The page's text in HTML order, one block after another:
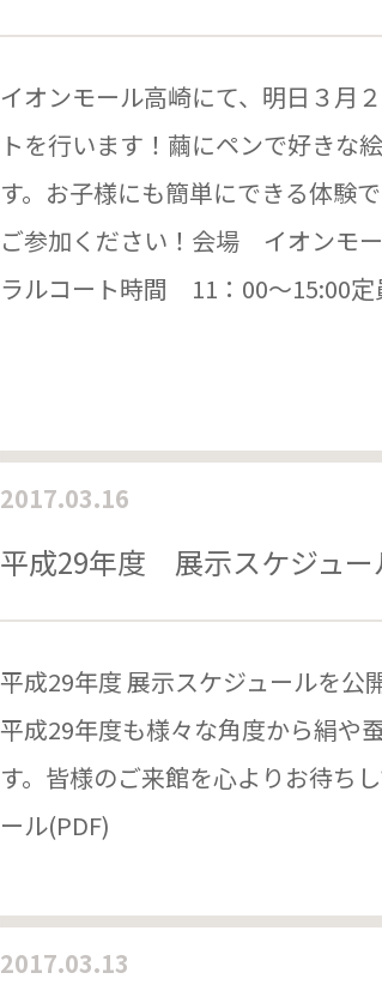
イオンモール高崎にて、明日３月
トを行います！繭にペンで好きな
す。お子様にも簡単にできる体験
ご参加ください！会場 イオンモ
ラルコート時間 11：00～15:00
2017.03.16
平成29年度 展示スケジュー
平成29年度 展示スケジュールを公
平成29年度も様々な角度から絹や
す。皆様のご来館を心よりお待ち
ール(PDF)
2017.03.13